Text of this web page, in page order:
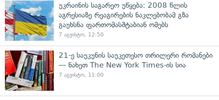
უკრაინის საგარეო უწყება: 2008 წლის
აგრესიაზე რეაგირების ნაკლებობამ გზა
გაუხსნა ფართომასშტაბიან ომებს
7 აგვისტო, 12:50
21-ე საუკუნის საუკეთესო თრილერი რომანები
— ნახეთ The New York Times-ის სია
7 აგვისტო, 11:00